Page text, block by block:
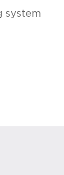
system